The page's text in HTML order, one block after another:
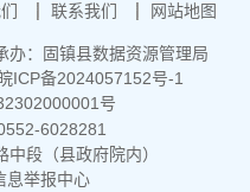
联系我们 网站地图
办：固镇县数据资源管理局
ICP备2024057152号-1
号
6028281
段（县政府院内）
息举报中心